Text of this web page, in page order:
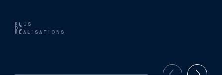
PLUS
DE
RÉALISATIONS